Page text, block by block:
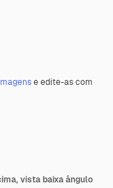
e edite-as com
vista baixa ângulo